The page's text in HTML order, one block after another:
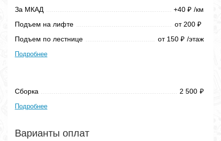
За МКАД +40 ₽ /км
Подъем на лифте
от 200 ₽
Подъем по лестнице от 150 ₽ /этаж
Подробнее
Сборка 2 500 ₽
Подробнее
Варианты оплат